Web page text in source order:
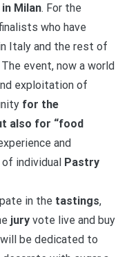
Milan. For the
who have
Italy and the rest of
event, now a world
exploitation of
for the
also for “food
and
individual Pastry
in the tastings,
jury vote live and buy
be dedicated to